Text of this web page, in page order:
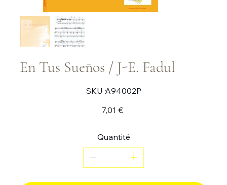
En Tus Sueños / J-E. Fadul
SKU :SKU
A94002P
A94002P
7,01 €
Quantité